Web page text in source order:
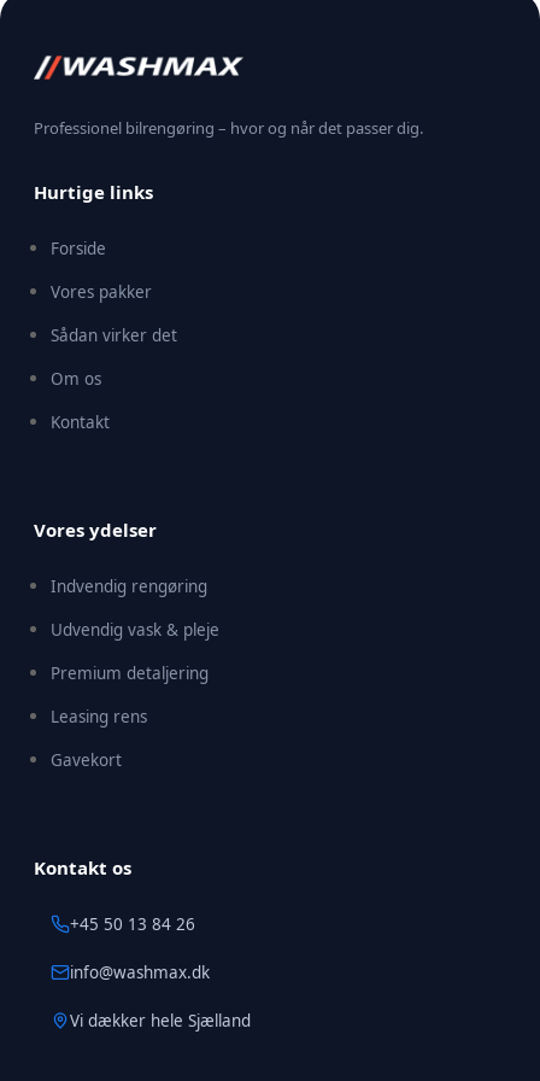
Professionel bilrengøring – hvor og når det passer dig.
Hurtige links
Forside
Vores pakker
Sådan virker det
Om os
Kontakt
Vores ydelser
Indvendig rengøring
Udvendig vask & pleje
Premium detaljering
Leasing rens
Gavekort
Kontakt os
+45 50 13 84 26
info@washmax.dk
Vi dækker hele Sjælland